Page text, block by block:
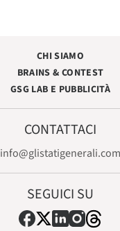
CHI SIAMO
BRAINS & CONTEST
GSG LAB E PUBBLICITÀ
CONTATTACI
info@glistatigenerali.com
SEGUICI SU